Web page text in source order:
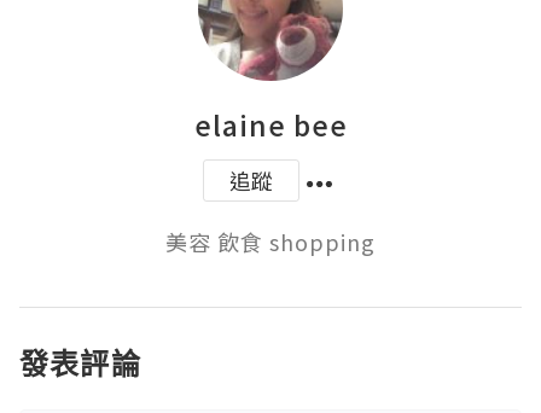
elaine bee
追蹤
美容 飲食 shopping
發表評論